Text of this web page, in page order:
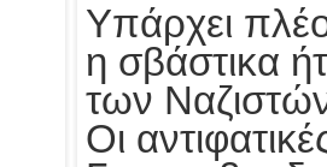
Υπάρχει
η σβάστικα
των
Οι